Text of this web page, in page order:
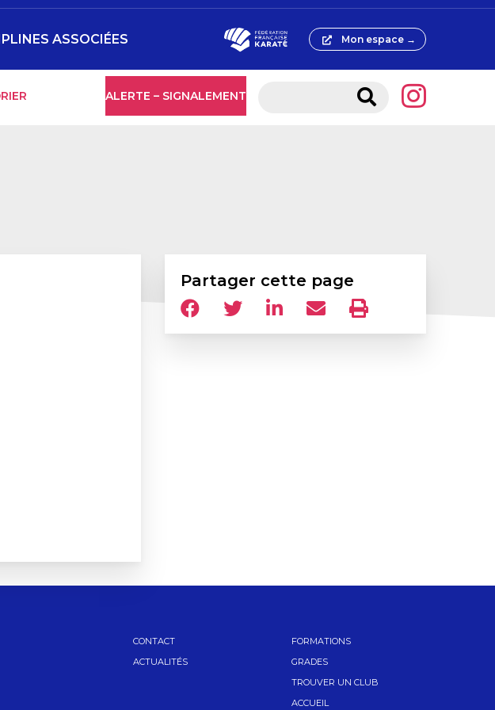
ALERTE – SIGNALEMENT
ASSOCIÉES Mon espace →
Partager cette page
CONTACT
ACTUALITÉS
FORMATIONS
GRADES
TROUVER UN CLUB
ACCUEIL